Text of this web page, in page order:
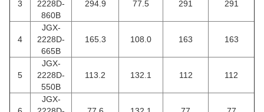
3
2228D-
860B
294.9 77.5 291 291
4
JGX-
2228D-
665B
165.3 108.0 163 163
5
JGX-
2228D-
550B
113.2 132.1 112 112
JGX-